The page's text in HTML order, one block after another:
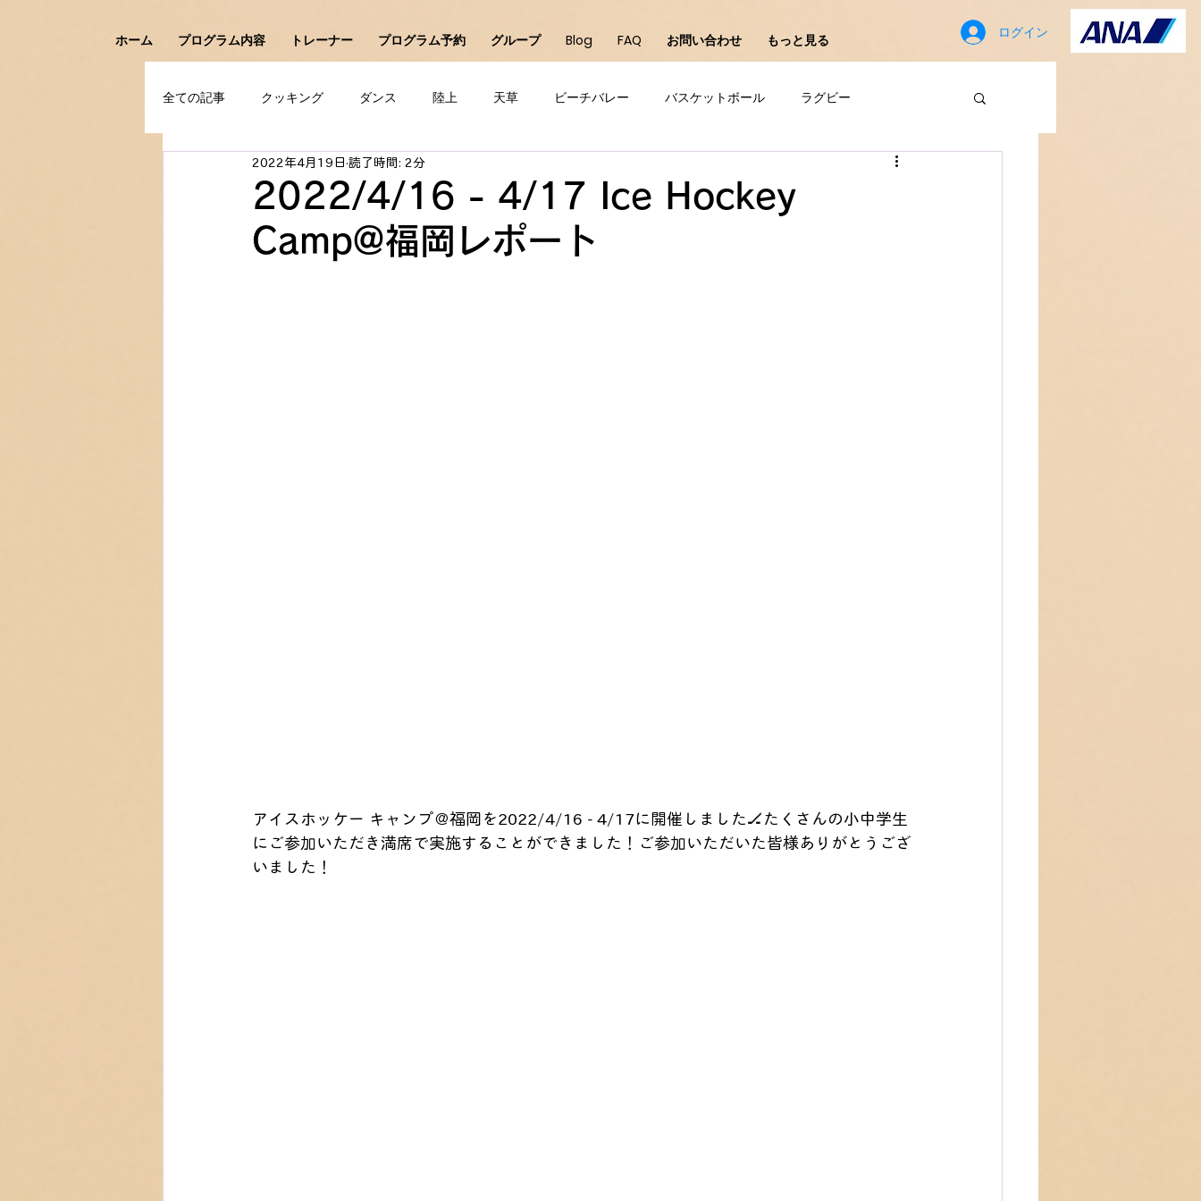
ホーム プログラム内容 トレーナー プログラム予約 グループ Blog FAQ お問い合わせ もっと見る ログイン
全ての記事 クッキング ダンス 陸上 天草 ビーチバレー バスケットボール ラグビー
アイスホッケー フェンシング
2022/4/16 - 4/17 Ice Hockey
Camp@福岡レポート
2022年4月19日 読了時間: 2分
アイスホッケー キャンプ＠福岡を2022/4/16 - 4/17に開催しました🏒たくさんの小中学生
にご参加いただき満席で実施することができました！ご参加いただいた皆様ありがとうござ
いました！